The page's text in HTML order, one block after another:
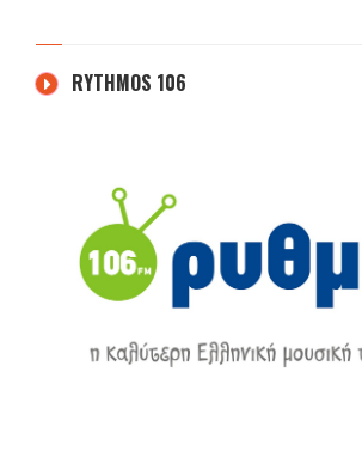
RYTHMOS 106